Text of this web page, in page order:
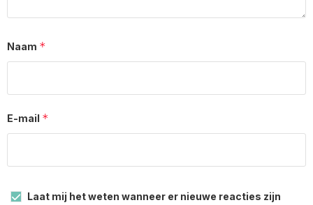
Naam *
E-mail *
Laat mij het weten wanneer er nieuwe reacties zijn